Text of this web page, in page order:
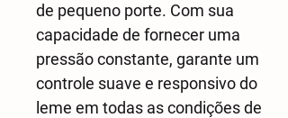
de pequeno porte. Com sua
capacidade de fornecer uma
pressão constante, garante um
controle suave e responsivo do
leme em todas as condições de